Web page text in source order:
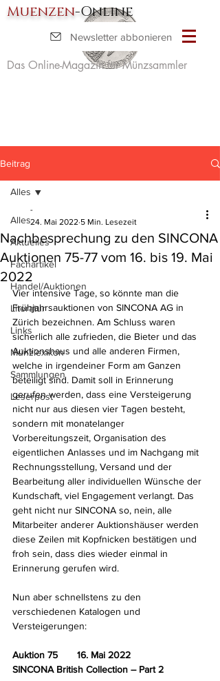
Muenzen-Online
Das Online-Magazin für Münzsammler
Newsletter abbonieren
Beitrag
Alles
Aktuelles
Fachartikel
Handel/Auktionen
Literatur
Links
Münzlexikon
Sammlungen
Leserpost
Alles
Nachbesprechung zu den SINCONA
Auktionen 75-77 vom 16. bis 19. Mai
2022
-
24. Mai 2022 5 Min. Lesezeit
Vier intensive Tage, so könnte man die
Frühjahrsauktionen von SINCONA AG in
Zürich bezeichnen. Am Schluss waren
sicherlich alle zufrieden, die Bieter und das
Auktionshaus und alle anderen Firmen,
welche in irgendeiner Form am Ganzen
beteiligt sind. Damit soll in Erinnerung
gerufen werden, dass eine Versteigerung
nicht nur aus diesen vier Tagen besteht,
sondern mit monatelanger
Vorbereitungszeit, Organisation des
eigentlichen Anlasses und im Nachgang mit
Rechnungsstellung, Versand und der
Bearbeitung aller individuellen Wünsche der
Kundschaft, viel Engagement verlangt. Das
geht nicht nur SINCONA so, nein, alle
Mitarbeiter anderer Auktionshäuser werden
diese Zeilen mit Kopfnicken bestätigen und
froh sein, dass dies wieder einmal in
Erinnerung gerufen wird.
Nun aber schnellstens zu den
verschiedenen Katalogen und
Versteigerungen:
Auktion 75       16. Mai 2022
SINCONA British Collection – Part 2